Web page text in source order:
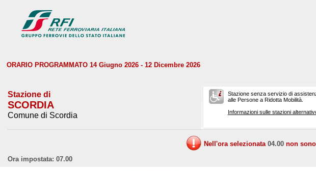
ORARIO PROGRAMMATO 14 Giugno 2026 - 12 Dicembre 2026
Stazione di
SCORDIA
Comune di Scordia
Stazione senza servizio di
alle Persone a Ridotta Mobilità.
Informazioni sulle stazioni
Nell'ora selezionata 04.00 non
Ora impostata: 07.00